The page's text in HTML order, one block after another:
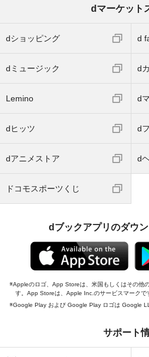
dマーケット
dショッピング d
dミュージック d
Lemino d
dヒッツ d
dアニメストア d
ドコモスポーツくじ
dブックアプリのダウ
Appleのロゴ、App Storeは、米国もしくはその他
す。App Storeは、Apple Inc.のサービスマークで
Google Play および Google Play ロゴは Google
サポート